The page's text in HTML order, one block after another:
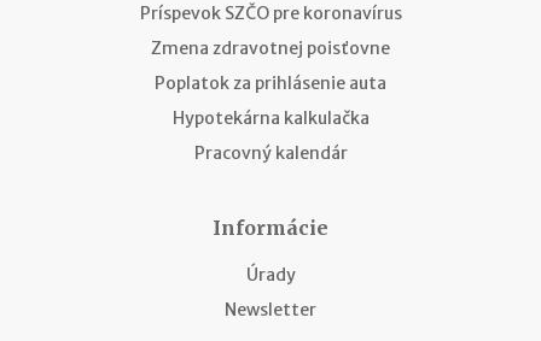
Príspevok SZČO pre koronavírus
Zmena zdravotnej poisťovne
Poplatok za prihlásenie auta
Hypotekárna kalkulačka
Pracovný kalendár
Informácie
Úrady
Newsletter